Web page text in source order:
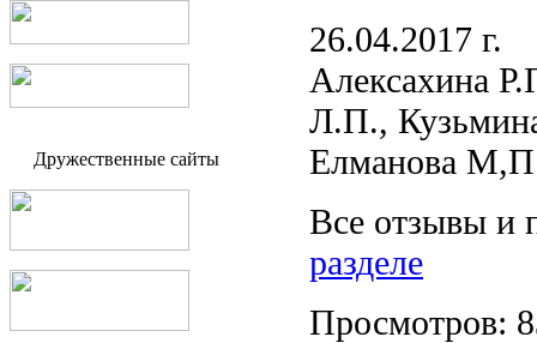
Дружественные сайты
26.04.2017 г.
Алексахина
Л.П.,
Елманова
Все отзывы и
разделе
Просмотров: